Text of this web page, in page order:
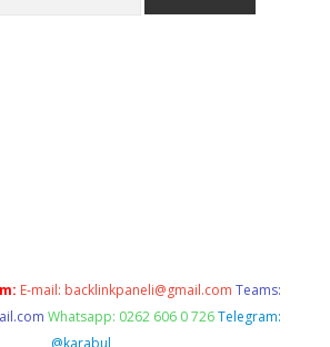
E-mail: backlinkpaneli@gmail.com Teams:
Whatsapp: 0262 606 0 726 Telegram:
@karabul